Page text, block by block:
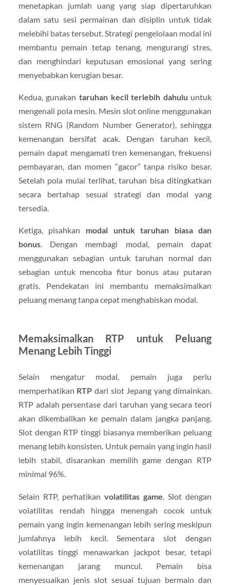
menetapkan jumlah uang yang siap dipertaruhkan
dalam satu sesi permainan dan disiplin untuk tidak
melebihi batas tersebut. Strategi pengelolaan modal ini
membantu pemain tetap tenang, mengurangi stres,
dan menghindari keputusan emosional yang sering
menyebabkan kerugian besar.
Kedua, gunakan taruhan kecil terlebih dahulu untuk
mengenali pola mesin. Mesin slot online menggunakan
sistem RNG (Random Number Generator), sehingga
kemenangan bersifat acak. Dengan taruhan kecil,
pemain dapat mengamati tren kemenangan, frekuensi
pembayaran, dan momen “gacor” tanpa risiko besar.
Setelah pola mulai terlihat, taruhan bisa ditingkatkan
secara bertahap sesuai strategi dan modal yang
tersedia.
Ketiga, pisahkan modal untuk taruhan biasa dan
bonus. Dengan membagi modal, pemain dapat
menggunakan sebagian untuk taruhan normal dan
sebagian untuk mencoba fitur bonus atau putaran
gratis. Pendekatan ini membantu memaksimalkan
peluang menang tanpa cepat menghabiskan modal.
Memaksimalkan RTP untuk Peluang
Menang Lebih Tinggi
Selain mengatur modal, pemain juga perlu
memperhatikan RTP dari slot Jepang yang dimainkan.
RTP adalah persentase dari taruhan yang secara teori
akan dikembalikan ke pemain dalam jangka panjang.
Slot dengan RTP tinggi biasanya memberikan peluang
menang lebih konsisten. Untuk pemain yang ingin hasil
lebih stabil, disarankan memilih game dengan RTP
minimal 96%.
Selain RTP, perhatikan volatilitas game . Slot dengan
volatilitas rendah hingga menengah cocok untuk
pemain yang ingin kemenangan lebih sering meskipun
jumlahnya lebih kecil. Sementara slot dengan
volatilitas tinggi menawarkan jackpot besar, tetapi
kemenangan jarang muncul. Pemain bisa
menyesuaikan jenis slot sesuai tujuan bermain dan